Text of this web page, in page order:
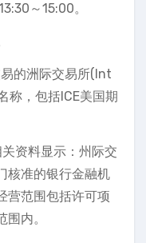
～15:00。
的洲际交易所(Int
，包括ICE美国期
资料显示：州际交
核准的银行金融机
营范围包括许可项
内。